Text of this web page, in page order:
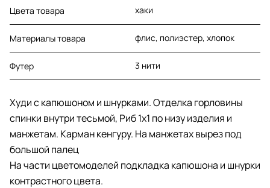
Цвета товара хаки
Материалы товара флис, полиэстер, хлопок
Футер 3 нити
Худи с капюшоном и шнурками. Отделка горловины
спинки внутри тесьмой, Риб 1х1 по низу изделия и
манжетам. Карман кенгуру. На манжетах вырез под
большой палец
На части цветомоделей подкладка капюшона и шнурки
контрастного цвета.